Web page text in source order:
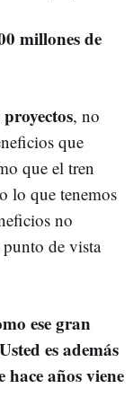
millones de
, no
que
que el tren
lo que tenemos
no
de vista
ese gran
es además
años viene